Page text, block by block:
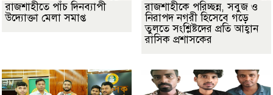
রাজশাহীতে পাঁচ দিনব্যাপী
উদ্যোক্তা মেলা সমাপ্ত
রাজশাহীকে পরিচ্ছন্ন, সবুজ ও
নিরাপদ নগরী হিসেবে গড়ে
তুলতে সংশ্লিষ্টদের প্রতি আহ্বান
রাসিক প্রশাসকের